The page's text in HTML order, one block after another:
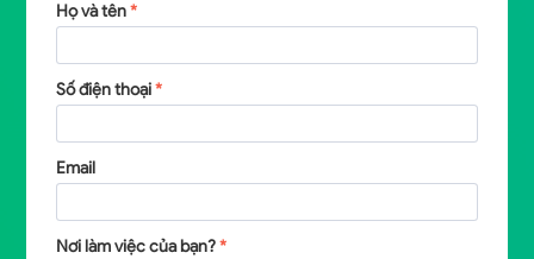
Họ và tên*
Số điện thoại*
Email
Nơi làm việc của bạn?*